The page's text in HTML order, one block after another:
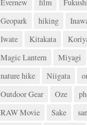
Evernew
film
Geopark
hiking
Iwate
Kitakata
Magic Lantern
Miyagi
nature hike
Niigata
Outdoor Gear
Oze
RAW Movie
Sake